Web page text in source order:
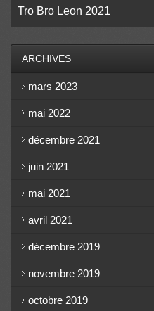
Tro Bro Leon 2021
ARCHIVES
mars 2023
mai 2022
décembre 2021
juin 2021
mai 2021
avril 2021
décembre 2019
novembre 2019
octobre 2019